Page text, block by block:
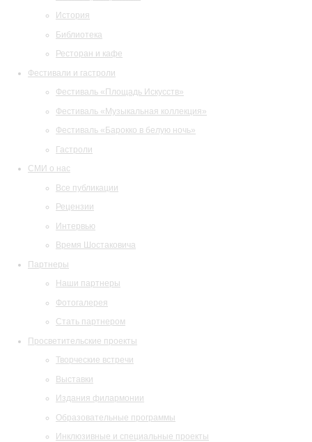
История
Библиотека
Ресторан и кафе
Фестивали и гастроли
Фестиваль «Площадь Искусств»
Фестиваль «Музыкальная коллекция»
Фестиваль «Барокко в белую ночь»
Гастроли
СМИ о нас
Все публикации
Рецензии
Интервью
Время Шостаковича
Партнеры
Наши партнеры
Фотогалерея
Стать партнером
Просветительские проекты
Творческие встречи
Выставки
Издания филармонии
Образовательные программы
Инклюзивные и специальные проекты